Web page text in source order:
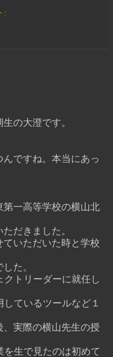
:
の大澄です。
ですね。本当にあっ
一高等学校の横山北
だきました。
いただいた時と学校
た。
トリーダーに就任し
ているツールなど１
実際の横山先生の授
生で見たのは初めて